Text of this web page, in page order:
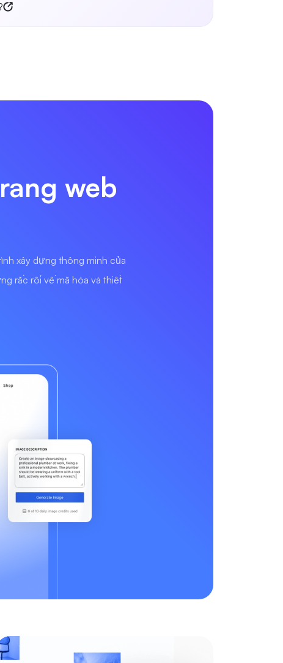
web
xây dựng thông minh của
rắc rối về mã hóa và thiết